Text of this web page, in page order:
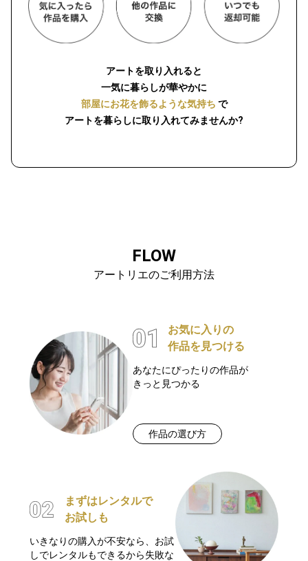
アートを取り入れると
一気に暮らしが華やかに
部屋にお花を飾るような気持ち で
アートを暮らしに取り入れてみませんか?
FLOW
アートリエのご利用方法
お気に入りの
作品を見つける
あなたにぴったりの作品が
きっと見つかる
作品の選び方
まずはレンタルで
お試しも
いきなりの購入が不安なら、お試
しでレンタルもできるから失敗な